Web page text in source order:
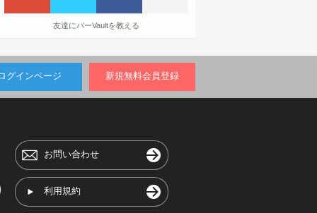
友達にバーVaultを教える
グインページ 新規無料会員登録
お問い合わせ
利用規約